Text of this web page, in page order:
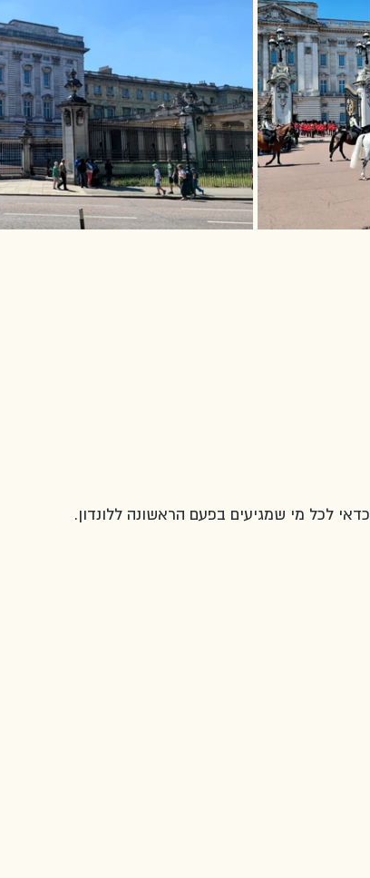
כדאי לכל מי שמגיעים בפעם הראשונה ללונדון.